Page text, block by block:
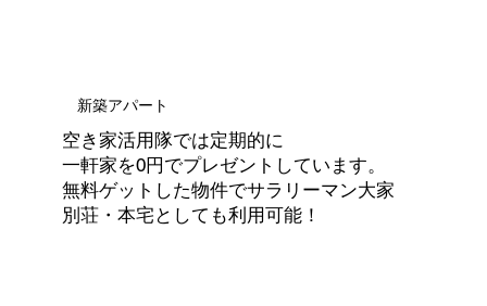
新築アパート
空き家活用隊では定期的に
一軒家を0円でプレゼントしています。
無料ゲットした物件でサラリーマン大家
別荘・本宅としても利用可能！